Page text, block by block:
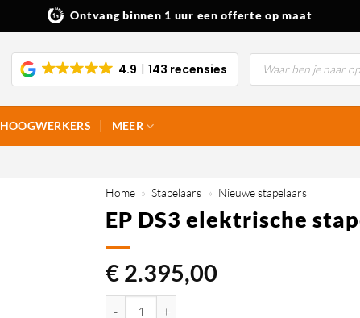
Ontvang binnen 1 uur een offerte op maat
4.9 143 recensies
Producten
zoeken
HOOGWERKERS MEER
Home » Stapelaars » Nieuwe stapelaars
EP DS3 elektrische
€ 2.395,00